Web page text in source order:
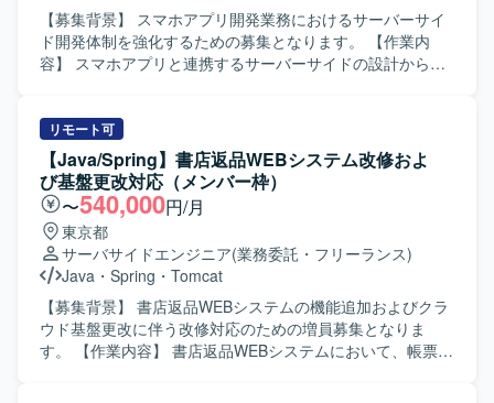
【募集背景】 スマホアプリ開発業務におけるサーバーサイ
ド開発体制を強化するための募集となります。 【作業内
容】 スマホアプリと連携するサーバーサイドの設計から製
いただきます。 Git/GitHubを用いたチーム開発環境下で、
レビューやソース管理を行いながら開発を進めていただき
ます。 Dockerを用いたサーバーサイドアプリケーションの
コンテナ環境構築や動作確認を実施していただきます。
【求める人物像】 設計からテストまで主体的に対応できる
方を求めております。 チームメンバーとコミュニケーショ
ンを取りながら開発を進められる方を歓迎いたします。 既
存コードの改善やリファクタリングに前向きに取り組める
方ですと望ましいです。 【ポジションの魅力】 サーバーサ
イド開発の上流から下流まで一貫して携わることができ、
設計力・実装力ともに経験を積んでいただけます。
リモート可
【Java/Spring】書店返品WEBシステム改修およ
び基盤更改対応（メンバー枠）
〜540,000円/月
東京都
サーバサイドエンジニア(業務委託・フリーランス)
Java ・ Spring ・ Tomcat
【募集背景】 書店返品WEBシステムの機能追加およびクラ
ウド基盤更改に伴う改修対応のための増員募集となりま
す。 【作業内容】 書店返品WEBシステムにおいて、帳票出